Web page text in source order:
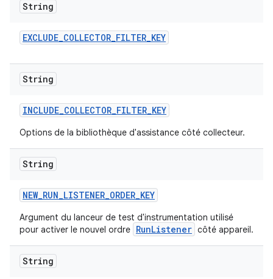
String
EXCLUDE_COLLECTOR_FILTER_KEY
String
INCLUDE_COLLECTOR_FILTER_KEY
Options de la bibliothèque d'assistance côté collecteur.
String
NEW_RUN_LISTENER_ORDER_KEY
Argument du lanceur de test d'instrumentation utilisé
pour activer le nouvel ordre RunListener côté appareil.
String